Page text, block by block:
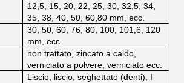
12,5, 15, 20, 22, 25, 30, 32,5, 34,
35, 38, 40, 50, 60,80 mm, ecc.
30, 50, 60, 76, 80, 100, 101,6, 120
mm, ecc.
non trattato, zincato a caldo,
verniciato a polvere, verniciato ecc.
Liscio, liscio, seghettato (denti), I